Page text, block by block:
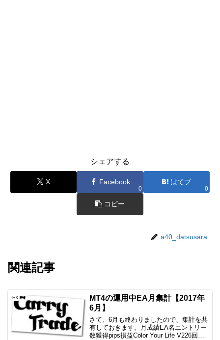
シェアする
X Facebook
0
はてブ
0
コピー
a40_datsusara
関連記事
FX
MT4の運用中EA月集計【2017年
6月】
さて、6月も終わりましたので、集計を共
有しておきます。月成績EA名エントリー
数獲得pips損益Color Your Life V226回